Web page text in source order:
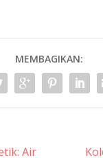
MEMBAGIKAN:
Air